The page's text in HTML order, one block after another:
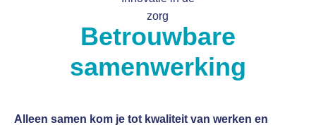
Betrouwbare
samenwerking
Alleen samen kom je tot kwaliteit van werken en